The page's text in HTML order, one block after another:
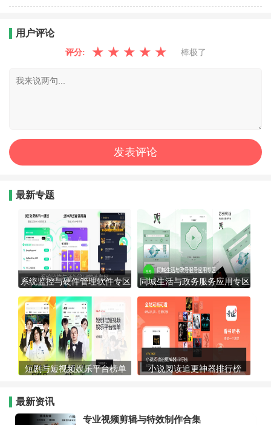
用户评论
评分: ★ ★ ★ ★ ★ 棒极了
最新专题
系统监控与硬件管理软件专区 同城生活与政务服务应用专区
短剧与短视频娱乐平台榜单 小说阅读追更神器排行榜
最新资讯
专业视频剪辑与特效制作合集